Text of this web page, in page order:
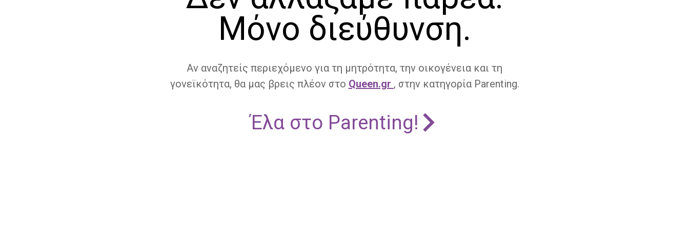
Μόνο διεύθυνση.
Αν αναζητείς περιεχόμενο για τη μητρότητα, την οικογένεια και τη
γονεϊκότητα, θα μας βρεις πλέον στο Queen.gr , στην κατηγορία Parenting.
Έλα στο Parenting!